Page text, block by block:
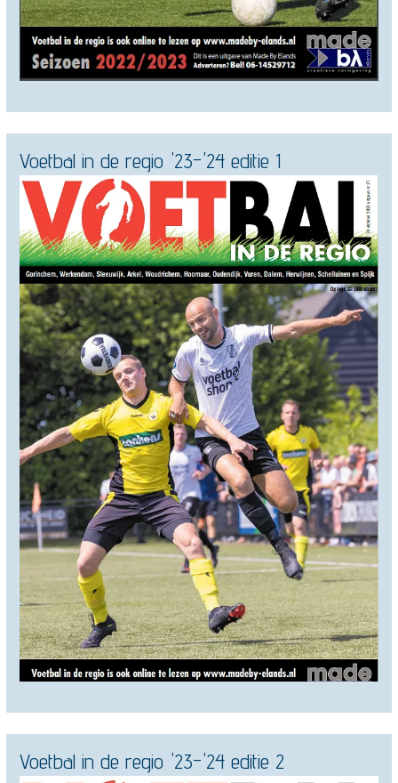
Voetbal in de regio '23-'24 editie 1
Voetbal in de regio '23-'24 editie 2